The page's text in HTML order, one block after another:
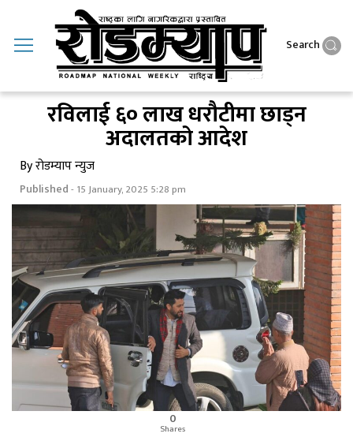
Search
रविलाई ६० लाख धराैटीमा छाड्न
अदालतकाे आदेश
By रोडम्याप न्युज
Published- 15 January, 2025 5:28 pm
0
Shares